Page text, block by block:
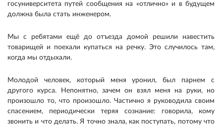
госуниверситета путей сообщения на «отлично» и в будущем
должна была стать инженером.
Мы с ребятами ещё до отъезда домой решили навестить
товарищей и поехали купаться на речку. Это случилось там,
когда мы отдыхали.
Молодой человек, который меня уронил, был парнем с
другого курса. Непонятно, зачем он взял меня на руки, но
произошло то, что произошло. Частично я руководила своим
спасением, периодически теряя сознание: говорила, кому
звонить и что делать. Я точно знала, как поступать, потому что